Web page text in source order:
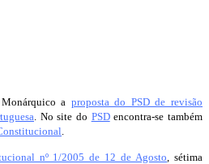
a proposta do PSD de revisão
. No site do PSDencontra-se também
.
nº 1/2005 de 12 de Agosto , sétima